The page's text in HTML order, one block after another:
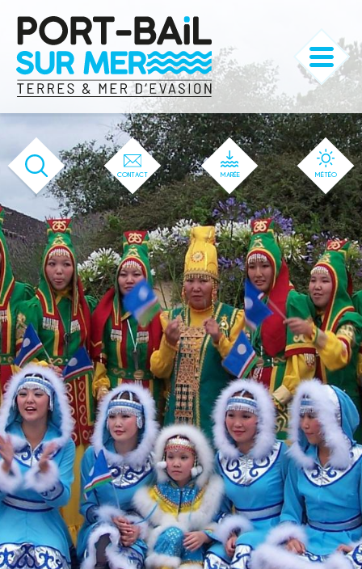
CONTACT MARÉE MÉTÉO